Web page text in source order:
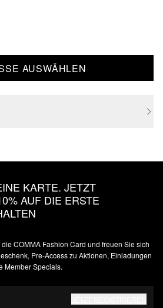
AUSWÄHLEN
KARTE. JETZT
AUF DIE ERSTE
COMMA Fashion Card und freuen Sie sich
Pre-Access zu Aktionen, Einladungen
Member Specials.